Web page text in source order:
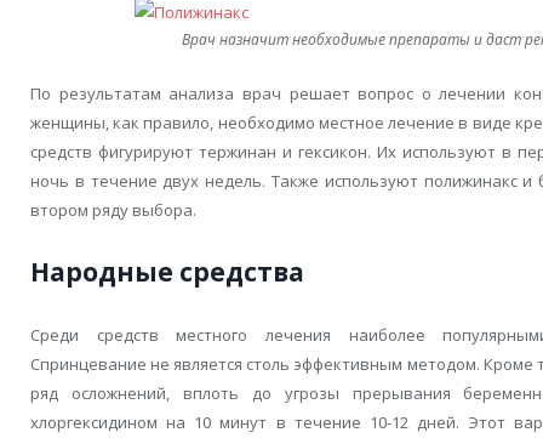
Врач назначит необходимые препараты и даст
По результатам анализа врач решает вопрос о лечении
женщины, как правило, необходимо местное лечение в виде
средств фигурируют тержинан и гексикон. Их используют в
ночь в течение двух недель. Также используют полижинакс
втором ряду выбора.
Народные средства
Среди средств местного лечения наиболее
Спринцевание не является столь эффективным методом. Кроме
ряд осложнений, вплоть до угрозы прерывания
хлоргексидином на 10 минут в течение 10-12 дней. Этот